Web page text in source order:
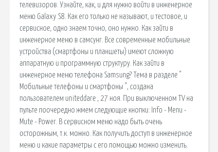
телевизоров. Узнайте, как, и для нужно войти в инженерное
меню Galaxy S8. Как его только не называют, и тестовое, и
сервисное, одно знаем точно, оно нужно. Как зайти в
инженерное меню в самсунг. Все современные мобильные
устройства (смартфоны и планшеты) имеют сложную
аппаратную и программную структуру. Как зайти в
инженерное меню телефона Samsung? Тема в разделе "
Мобильные телефоны и смартфоны ", создана
пользователем uniteddare , 27 ноя. При выключенном TV на
пульте поочередно жмем следующие кнопки: Info - Menu -
Mute - Power. В сервисном меню надо быть очень
осторожным, т.к. можно. Как получить доступ в инженерное
меню и какие параметры с его помощью можно изменить.